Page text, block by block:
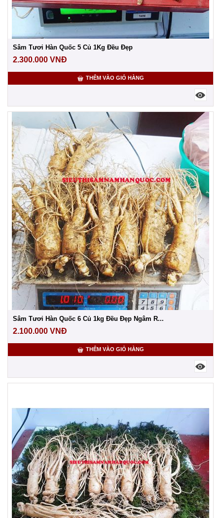
Sâm Tươi Hàn Quốc 5 Củ 1Kg Đều Đẹp
2.300.000 VNĐ
THÊM VÀO GIỎ HÀNG
Sâm Tươi Hàn Quốc 6 Củ 1kg Đều Đẹp Ngâm R...
2.100.000 VNĐ
THÊM VÀO GIỎ HÀNG